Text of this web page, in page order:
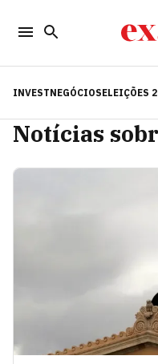
INVESTNEGÓCIOSELEIÇÕES
Notícias